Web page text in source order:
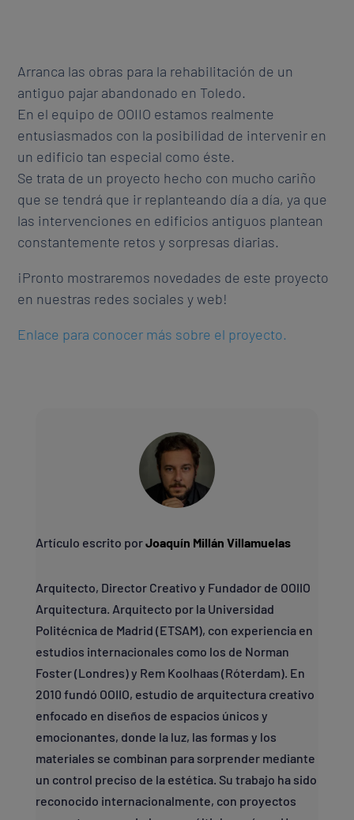
Arranca las obras para la rehabilitación de un
antiguo pajar abandonado en Toledo.
En el equipo de OOIIO estamos realmente
entusiasmados con la posibilidad de intervenir en
un edificio tan especial como éste.
Se trata de un proyecto hecho con mucho cariño
que se tendrá que ir replanteando día a día, ya que
las intervenciones en edificios antiguos plantean
constantemente retos y sorpresas diarias.
¡Pronto mostraremos novedades de este proyecto
en nuestras redes sociales y web!
Enlace para conocer más sobre el proyecto.
Artículo escrito porJoaquín Millán Villamuelas
Arquitecto, Director Creativo y Fundador de OOIIO
Arquitectura. Arquitecto por la Universidad
Politécnica de Madrid (ETSAM), con experiencia en
estudios internacionales como los de Norman
Foster (Londres) y Rem Koolhaas (Róterdam). En
2010 fundó OOIIO, estudio de arquitectura creativo
enfocado en diseños de espacios únicos y
emocionantes, donde la luz, las formas y los
materiales se combinan para sorprender mediante
un control preciso de la estética. Su trabajo ha sido
reconocido internacionalmente, con proyectos